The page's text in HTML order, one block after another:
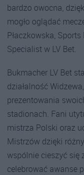
bardzo owocna,
mogło oglądać
Płaczkowska,
Specialist w LV Bet.
Bukmacher LV Bet
działalność
prezentowania
stadionach. Fani
mistrza Polski oraz
Mistrzów dzięki
wspólnie cieszyć się
celebrować awanse